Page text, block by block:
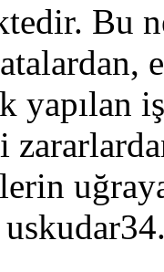
Bu
yapılan